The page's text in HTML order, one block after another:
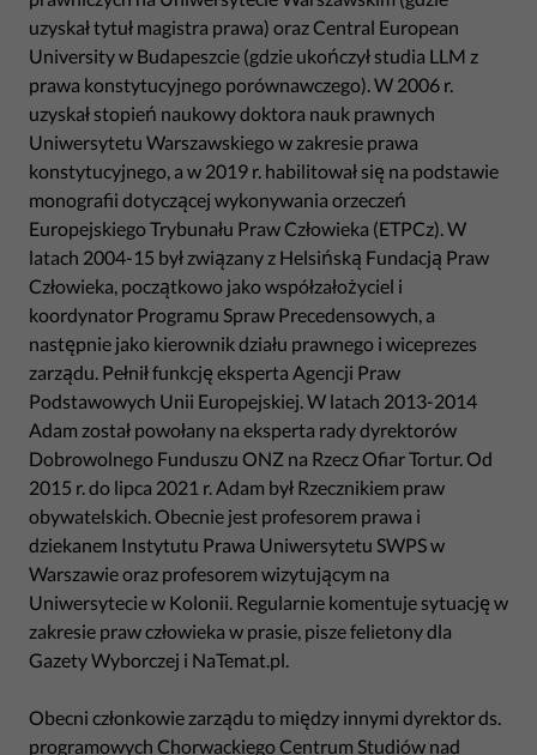
uzyskał tytuł magistra prawa) oraz Central European
University w Budapeszcie (gdzie ukończył studia LLM z
prawa konstytucyjnego porównawczego). W 2006 r.
uzyskał stopień naukowy doktora nauk prawnych
Uniwersytetu Warszawskiego w zakresie prawa
konstytucyjnego, a w 2019 r. habilitował się na podstawie
monografii dotyczącej wykonywania orzeczeń
Europejskiego Trybunału Praw Człowieka (ETPCz). W
latach 2004-15 był związany z Helsińską Fundacją Praw
Człowieka, początkowo jako współzałożyciel i
koordynator Programu Spraw Precedensowych, a
następnie jako kierownik działu prawnego i wiceprezes
zarządu. Pełnił funkcję eksperta Agencji Praw
Podstawowych Unii Europejskiej. W latach 2013-2014
Adam został powołany na eksperta rady dyrektorów
Dobrowolnego Funduszu ONZ na Rzecz Ofiar Tortur. Od
2015 r. do lipca 2021 r. Adam był Rzecznikiem praw
obywatelskich. Obecnie jest profesorem prawa i
dziekanem Instytutu Prawa Uniwersytetu SWPS w
Warszawie oraz profesorem wizytującym na
Uniwersytecie w Kolonii. Regularnie komentuje sytuację w
zakresie praw człowieka w prasie, pisze felietony dla
Gazety Wyborczej i NaTemat.pl.
Obecni członkowie zarządu to między innymi dyrektor ds.
programowych Chorwackiego Centrum Studiów nad